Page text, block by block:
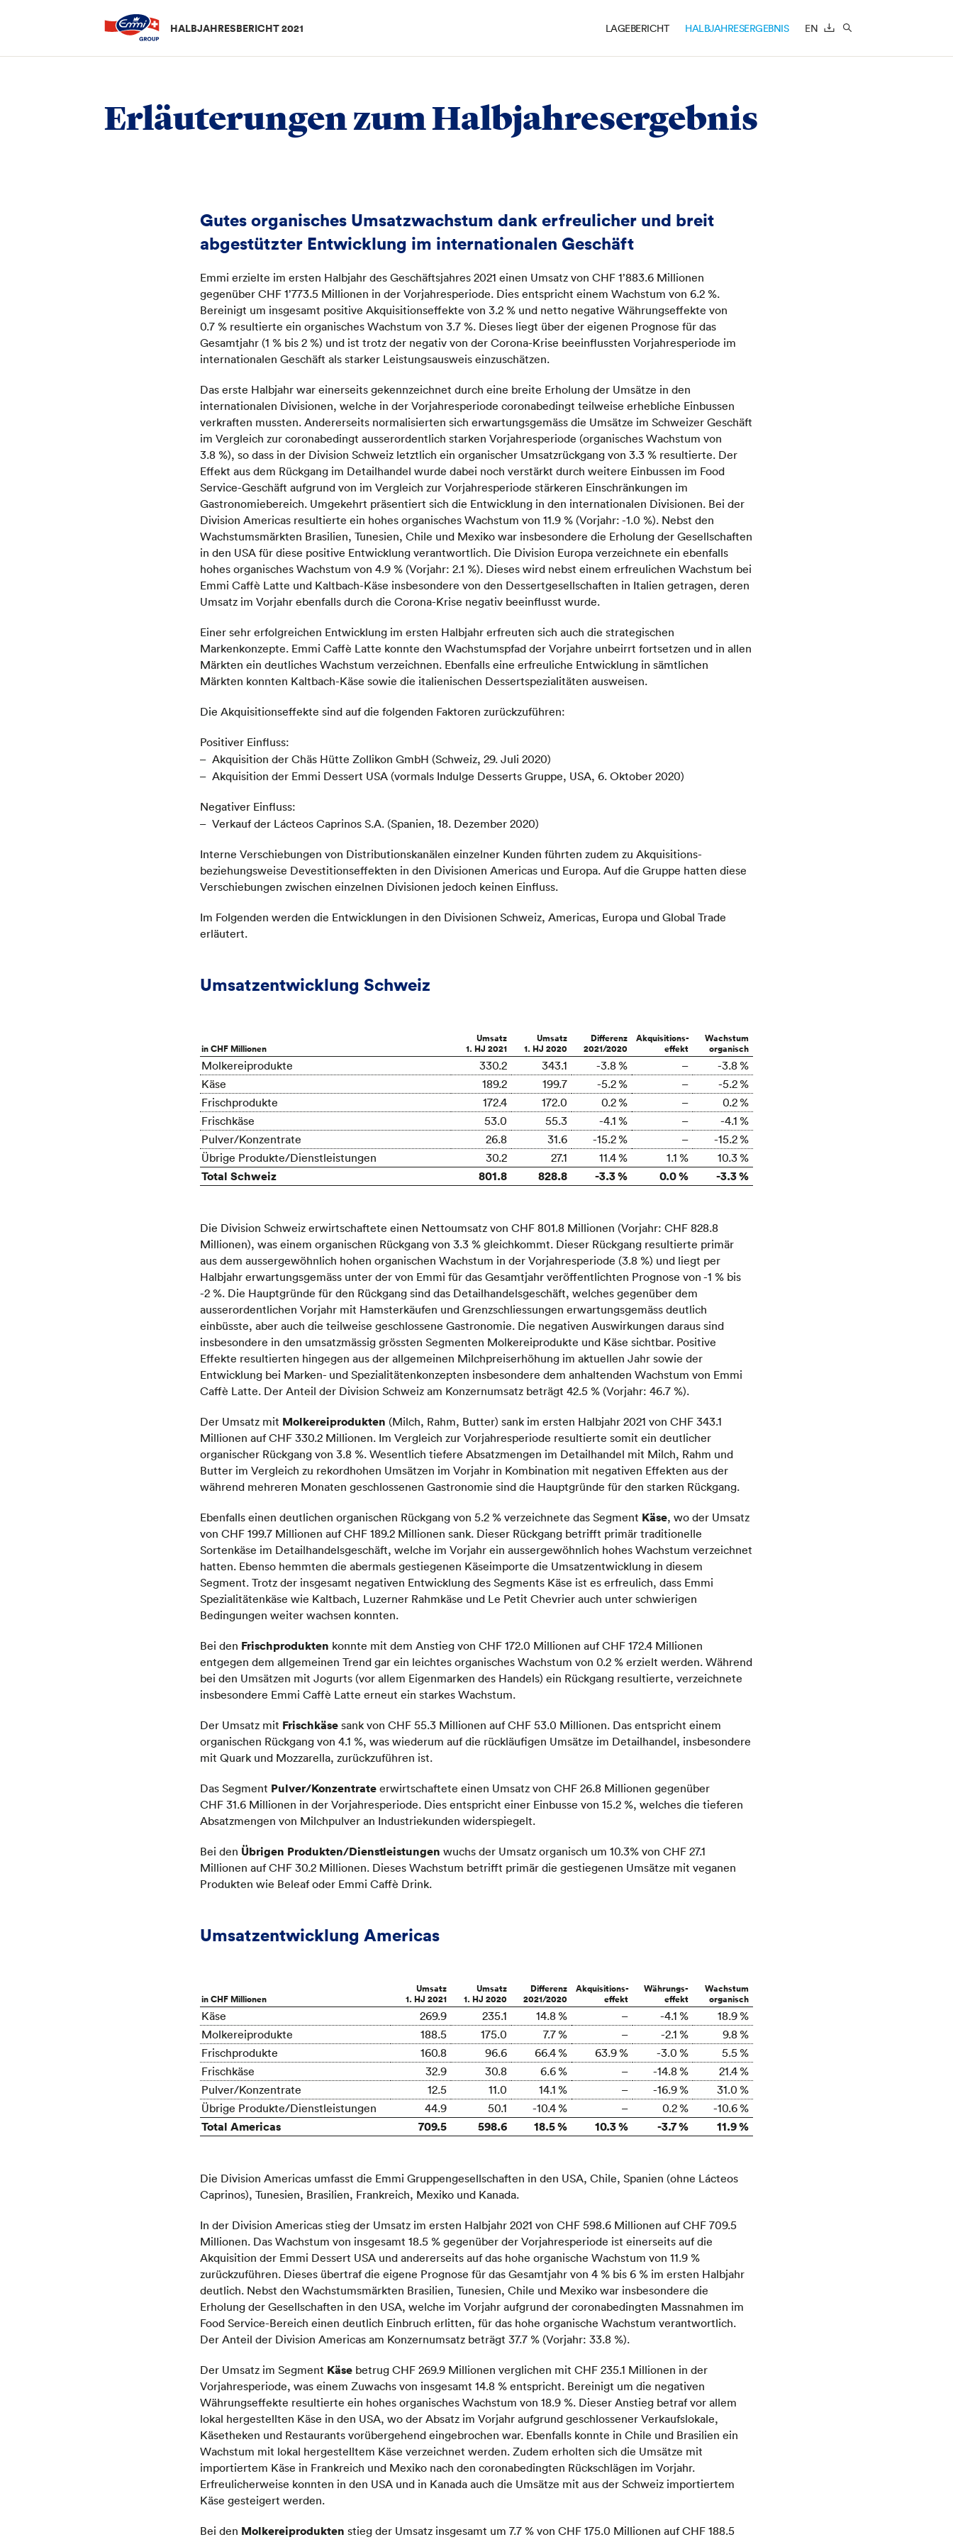
HALBJAHRESBERICHT 2021 EN DOWNLOAD
LAGEBERICHT HALBJAHRESERGEBNIS
Halbjahresergebnis / Erläuterungen zum Halbjahresergebnis
Erläuterungen zum Halbjahresergebnis
Gutes organisches Umsatzwachstum dank erfreulicher und breit
abgestützter Entwicklung im internationalen Geschäft
Emmi erzielte im ersten Halbjahr des Geschäftsjahres 2021 einen Umsatz von CHF 1’883.6 Millionen
gegenüber CHF 1’773.5 Millionen in der Vorjahresperiode. Dies entspricht einem Wachstum von 6.2 %.
Bereinigt um insgesamt positive Akquisitionseffekte von 3.2 % und netto negative Währungseffekte von
0.7 % resultierte ein organisches Wachstum von 3.7 %. Dieses liegt über der eigenen Prognose für das
Gesamtjahr (1 % bis 2 %) und ist trotz der negativ von der Corona-Krise beeinflussten Vorjahresperiode im
internationalen Geschäft als starker Leistungsausweis einzuschätzen.
Das erste Halbjahr war einerseits gekennzeichnet durch eine breite Erholung der Umsätze in den
internationalen Divisionen, welche in der Vorjahresperiode coronabedingt teilweise erhebliche Einbussen
verkraften mussten. Andererseits normalisierten sich erwartungsgemäss die Umsätze im Schweizer Geschäft
im Vergleich zur coronabedingt ausserordentlich starken Vorjahresperiode (organisches Wachstum von
3.8 %), so dass in der Division Schweiz letztlich ein organischer Umsatzrückgang von 3.3 % resultierte. Der
Effekt aus dem Rückgang im Detailhandel wurde dabei noch verstärkt durch weitere Einbussen im Food
Service-Geschäft aufgrund von im Vergleich zur Vorjahresperiode stärkeren Einschränkungen im
Gastronomiebereich. Umgekehrt präsentiert sich die Entwicklung in den internationalen Divisionen. Bei der
Division Americas resultierte ein hohes organisches Wachstum von 11.9 % (Vorjahr: -1.0 %). Nebst den
Wachstumsmärkten Brasilien, Tunesien, Chile und Mexiko war insbesondere die Erholung der Gesellschaften
in den USA für diese positive Entwicklung verantwortlich. Die Division Europa verzeichnete ein ebenfalls
hohes organisches Wachstum von 4.9 % (Vorjahr: 2.1 %). Dieses wird nebst einem erfreulichen Wachstum bei
Emmi Caffè Latte und Kaltbach-Käse insbesondere von den Dessertgesellschaften in Italien getragen, deren
Umsatz im Vorjahr ebenfalls durch die Corona-Krise negativ beeinflusst wurde.
Einer sehr erfolgreichen Entwicklung im ersten Halbjahr erfreuten sich auch die strategischen
Markenkonzepte. Emmi Caffè Latte konnte den Wachstumspfad der Vorjahre unbeirrt fortsetzen und in allen
Märkten ein deutliches Wachstum verzeichnen. Ebenfalls eine erfreuliche Entwicklung in sämtlichen
Märkten konnten Kaltbach-Käse sowie die italienischen Dessertspezialitäten ausweisen.
Die Akquisitionseffekte sind auf die folgenden Faktoren zurückzuführen:
Positiver Einfluss:
Akquisition der Chäs Hütte Zollikon GmbH (Schweiz, 29. Juli 2020)
Akquisition der Emmi Dessert USA (vormals Indulge Desserts Gruppe, USA, 6. Oktober 2020)
Negativer Einfluss:
Verkauf der Lácteos Caprinos S.A. (Spanien, 18. Dezember 2020)
Interne Verschiebungen von Distributionskanälen einzelner Kunden führten zudem zu Akquisitions-
beziehungsweise Devestitionseffekten in den Divisionen Americas und Europa. Auf die Gruppe hatten diese
Verschiebungen zwischen einzelnen Divisionen jedoch keinen Einfluss.
Im Folgenden werden die Entwicklungen in den Divisionen Schweiz, Americas, Europa und Global Trade
erläutert.
Umsatzentwicklung Schweiz
in CHF Millionen
Umsatz
1. HJ 2021
Umsatz
1. HJ 2020
Differenz
2021/2020
Akquisitions-
effekt
Wachstum
organisch
Molkereiprodukte 330.2 343.1 -3.8 % –
-3.8 %
Käse
189.2 199.7 -5.2 % –
-5.2 %
Frischprodukte
172.4 172.0 0.2 % –
0.2 %
Frischkäse
53.0 55.3 -4.1 % –
-4.1 %
Pulver/Konzentrate
26.8 31.6 -15.2 % –
-15.2 %
Übrige Produkte/Dienstleistungen
30.2 27.1 11.4 % 1.1 % 10.3 %
Total Schweiz 801.8 828.8 -3.3 % 0.0 % -3.3 %
Die Division Schweiz erwirtschaftete einen Nettoumsatz von CHF 801.8 Millionen (Vorjahr: CHF 828.8
Millionen), was einem organischen Rückgang von 3.3 % gleichkommt. Dieser Rückgang resultierte primär
aus dem aussergewöhnlich hohen organischen Wachstum in der Vorjahresperiode (3.8 %) und liegt per
Halbjahr erwartungsgemäss unter der von Emmi für das Gesamtjahr veröffentlichten Prognose von -1 % bis
-2 %. Die Hauptgründe für den Rückgang sind das Detailhandelsgeschäft, welches gegenüber dem
ausserordentlichen Vorjahr mit Hamsterkäufen und Grenzschliessungen erwartungsgemäss deutlich
einbüsste, aber auch die teilweise geschlossene Gastronomie. Die negativen Auswirkungen daraus sind
insbesondere in den umsatzmässig grössten Segmenten Molkereiprodukte und Käse sichtbar. Positive
Effekte resultierten hingegen aus der allgemeinen Milchpreiserhöhung im aktuellen Jahr sowie der
Entwicklung bei Marken- und Spezialitätenkonzepten insbesondere dem anhaltenden Wachstum von Emmi
Caffè Latte. Der Anteil der Division Schweiz am Konzernumsatz beträgt 42.5 % (Vorjahr: 46.7 %).
Der Umsatz mit Molkereiprodukten (Milch, Rahm, Butter) sank im ersten Halbjahr 2021 von CHF 343.1
Millionen auf CHF 330.2 Millionen. Im Vergleich zur Vorjahresperiode resultierte somit ein deutlicher
organischer Rückgang von 3.8 %. Wesentlich tiefere Absatzmengen im Detailhandel mit Milch, Rahm und
Butter im Vergleich zu rekordhohen Umsätzen im Vorjahr in Kombination mit negativen Effekten aus der
während mehreren Monaten geschlossenen Gastronomie sind die Hauptgründe für den starken Rückgang.
Ebenfalls einen deutlichen organischen Rückgang von 5.2 % verzeichnete das Segment Käse, wo der Umsatz
von CHF 199.7 Millionen auf CHF 189.2 Millionen sank. Dieser Rückgang betrifft primär traditionelle
Sortenkäse im Detailhandelsgeschäft, welche im Vorjahr ein aussergewöhnlich hohes Wachstum verzeichnet
hatten. Ebenso hemmten die abermals gestiegenen Käseimporte die Umsatzentwicklung in diesem
Segment. Trotz der insgesamt negativen Entwicklung des Segments Käse ist es erfreulich, dass Emmi
Spezialitätenkäse wie Kaltbach, Luzerner Rahmkäse und Le Petit Chevrier auch unter schwierigen
Bedingungen weiter wachsen konnten.
Bei den Frischprodukten konnte mit dem Anstieg von CHF 172.0 Millionen auf CHF 172.4 Millionen
entgegen dem allgemeinen Trend gar ein leichtes organisches Wachstum von 0.2 % erzielt werden. Während
bei den Umsätzen mit Jogurts (vor allem Eigenmarken des Handels) ein Rückgang resultierte, verzeichnete
insbesondere Emmi Caffè Latte erneut ein starkes Wachstum.
Der Umsatz mit Frischkäse sank von CHF 55.3 Millionen auf CHF 53.0 Millionen. Das entspricht einem
organischen Rückgang von 4.1 %, was wiederum auf die rückläufigen Umsätze im Detailhandel, insbesondere
mit Quark und Mozzarella, zurückzuführen ist.
Das Segment Pulver/Konzentrate erwirtschaftete einen Umsatz von CHF 26.8 Millionen gegenüber
CHF 31.6 Millionen in der Vorjahresperiode. Dies entspricht einer Einbusse von 15.2 %, welches die tieferen
Absatzmengen von Milchpulver an Industriekunden widerspiegelt.
Bei den Übrigen Produkten/Dienstleistungen wuchs der Umsatz organisch um 10.3% von CHF 27.1
Millionen auf CHF 30.2 Millionen. Dieses Wachstum betrifft primär die gestiegenen Umsätze mit veganen
Produkten wie Beleaf oder Emmi Caffè Drink.
Umsatzentwicklung Americas
in CHF Millionen
Umsatz
1. HJ 2021
Umsatz
1. HJ 2020
Differenz
2021/2020
Akquisitions-
effekt
Währungs-
effekt
Wachstum
organisch
Käse 269.9 235.1 14.8 % – -4.1 %
18.9 %
Molkereiprodukte
188.5 175.0 7.7 % – -2.1 %
9.8 %
Frischprodukte
160.8 96.6 66.4 % 63.9 % -3.0 %
5.5 %
Frischkäse
32.9 30.8 6.6 % – -14.8 %
21.4 %
Pulver/Konzentrate
12.5 11.0 14.1 % – -16.9 %
31.0 %
Übrige Produkte/Dienstleistungen
44.9 50.1 -10.4 % – 0.2 % -10.6 %
Total Americas 709.5 598.6 18.5 % 10.3 % -3.7 % 11.9 %
Die Division Americas umfasst die Emmi Gruppengesellschaften in den USA, Chile, Spanien (ohne Lácteos
Caprinos), Tunesien, Brasilien, Frankreich, Mexiko und Kanada.
In der Division Americas stieg der Umsatz im ersten Halbjahr 2021 von CHF 598.6 Millionen auf CHF 709.5
Millionen. Das Wachstum von insgesamt 18.5 % gegenüber der Vorjahresperiode ist einerseits auf die
Akquisition der Emmi Dessert USA und andererseits auf das hohe organische Wachstum von 11.9 %
zurückzuführen. Dieses übertraf die eigene Prognose für das Gesamtjahr von 4 % bis 6 % im ersten Halbjahr
deutlich. Nebst den Wachstumsmärkten Brasilien, Tunesien, Chile und Mexiko war insbesondere die
Erholung der Gesellschaften in den USA, welche im Vorjahr aufgrund der coronabedingten Massnahmen im
Food Service-Bereich einen deutlich Einbruch erlitten, für das hohe organische Wachstum verantwortlich.
Der Anteil der Division Americas am Konzernumsatz beträgt 37.7 % (Vorjahr: 33.8 %).
Der Umsatz im Segment Käse betrug CHF 269.9 Millionen verglichen mit CHF 235.1 Millionen in der
Vorjahresperiode, was einem Zuwachs von insgesamt 14.8 % entspricht. Bereinigt um die negativen
Währungseffekte resultierte ein hohes organisches Wachstum von 18.9 %. Dieser Anstieg betraf vor allem
lokal hergestellten Käse in den USA, wo der Absatz im Vorjahr aufgrund geschlossener Verkaufslokale,
Käsetheken und Restaurants vorübergehend eingebrochen war. Ebenfalls konnte in Chile und Brasilien ein
Wachstum mit lokal hergestelltem Käse verzeichnet werden. Zudem erholten sich die Umsätze mit
importiertem Käse in Frankreich und Mexiko nach den coronabedingten Rückschlägen im Vorjahr.
Erfreulicherweise konnten in den USA und in Kanada auch die Umsätze mit aus der Schweiz importiertem
Käse gesteigert werden.
Bei den Molkereiprodukten stieg der Umsatz insgesamt um 7.7 % von CHF 175.0 Millionen auf CHF 188.5